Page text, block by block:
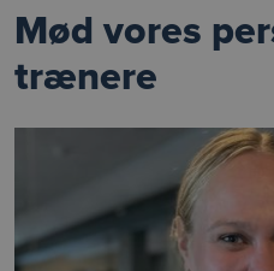
Mød vores
trænere